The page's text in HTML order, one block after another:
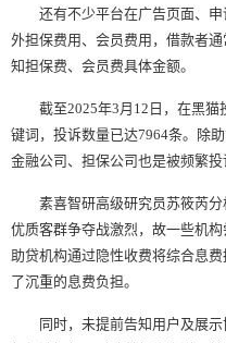
还有不少平台在广告页面、申
外担保费用、会员费用，借款者
知担保费、会员费具体金额。
截至2025年3月12日，在黑猫
键词，投诉数量已达7964条。除
金融公司、担保公司也是被频繁投
素喜智研高级研究员苏筱芮分
优质客群争夺战激烈，故一些机
助贷机构通过隐性收费将综合息
了沉重的息费负担。
同时，未提前告知用户及展示